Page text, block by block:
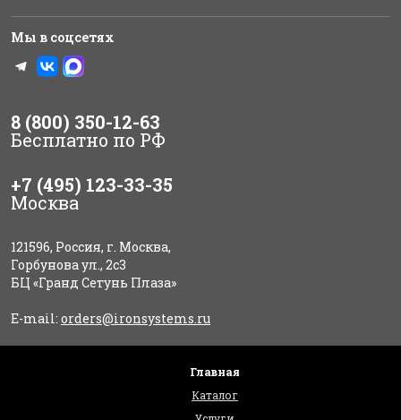
Мы в соцсетях
8 (800) 350-12-63
Бесплатно по РФ
+7 (495) 123-33-35
Москва
121596, Россия, г. Москва,
Горбунова ул., 2с3
БЦ «Гранд Сетунь Плаза»
E-mail: orders@ironsystems.ru
Главная
Каталог